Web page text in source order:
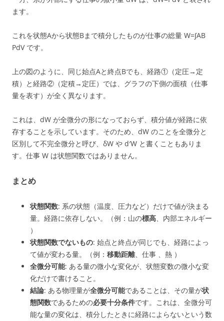
ます。
これを状態Aから状態Bまで積分したものが仕事の総量 W=∫AB​
PdV です。
上の図のように、同じ始点Aと終点Bでも、経路①（定圧→定
積）と経路②（定積→定圧）では、グラフの下側の面積（仕事
量を表す）が全く異なります。
これは、dW が全微分の形になっておらず、積分値が経路に依
存することを示しています。そのため、dW のことを全微分と
区別して不完全微分と呼び、δW や d′W と書くこともありま
す。仕事 W は状態関数ではありません。
まとめ
状態関数: 系の状態（温度、圧力など）だけで値が決まる
量。経路に依存しない。（例：山の標高、内部エネルギー
）
状態関数でないもの: 始点と終点が同じでも、経路によっ
て値が変わる量。（例： 移動距離、仕事 、熱 ）
全微分可能: ある量の微小な変化が、状態変数の微小な変
化だけで書けること。
結論: ある物理量が全微分可能であることは、その量が状
態関数であるための必要十分条件です。これは、全微分可
能な量の変化は、積分したときに経路によらないという数